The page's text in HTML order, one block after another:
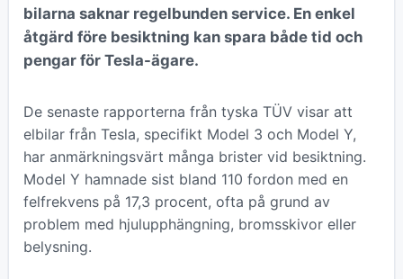
bilarna saknar regelbunden service. En enkel
åtgärd före besiktning kan spara både tid och
pengar för Tesla-ägare.
De senaste rapporterna från tyska TÜV visar att
elbilar från Tesla, specifikt Model 3 och Model Y,
har anmärkningsvärt många brister vid besiktning.
Model Y hamnade sist bland 110 fordon med en
felfrekvens på 17,3 procent, ofta på grund av
problem med hjulupphängning, bromsskivor eller
belysning.